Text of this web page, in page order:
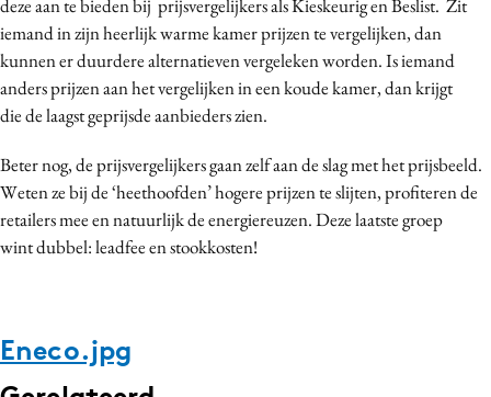
deze aan te biedenbij prijsvergelijkers als Kieskeurig en Beslist. Zit
iemand inzijn heerlijk warme kamer prijzen te vergelijken, dan
kunnen er duurdere alternatievenvergeleken worden. Is iemand
andersprijzen aan het vergelijken in eenkoude kamer, dan krijgt
diede laagst geprijsde aanbieders zien.
Beter nog, de prijsvergelijkers gaan zelf aan de slag met het prijsbeeld.
Weten ze bij de ‘heethoofden’ hogere prijzen te slijten, profiteren de
retailers mee en natuurlijk de energiereuzen. Deze laatste groep
wintdubbel:leadfee en stookkosten!
Eneco.jpg